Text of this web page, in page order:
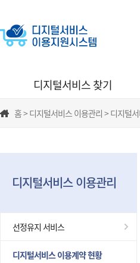
디지털서비스 찾기
홈 > 디지털서비스 이용관리 > 디지털
디지털서비스 이용관리
선정유지 서비스
디지털서비스 이용계약 현황